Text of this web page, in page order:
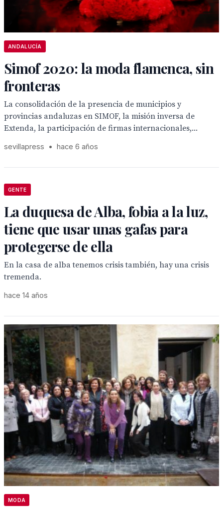
ANDALUCÍA
Simof 2020: la moda flamenca, sin
fronteras
La consolidación de la presencia de municipios y
provincias andaluzas en SIMOF, la misión inversa de
Extenda, la participación de firmas internacionales,...
sevillapress • hace 6 años
GENTE
La duquesa de Alba, fobia a la luz,
tiene que usar unas gafas para
protegerse de ella
En la casa de alba tenemos crisis también, hay una crisis
tremenda.
hace 14 años
MODA